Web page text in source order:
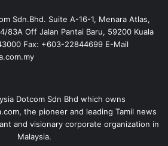
Sdn.Bhd. Suite A-16-1, Menara Atlas,
83A Off Jalan Pantai Baru, 59200 Kuala
Fax: +603-22844699 E-Mail
Dotcom Sdn Bhd which owns
the pioneer and leading Tamil news
and visionary corporate organization in
Malaysia.